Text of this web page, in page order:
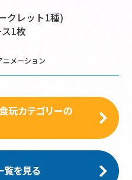
クレット1種)
1枚
ニメーション